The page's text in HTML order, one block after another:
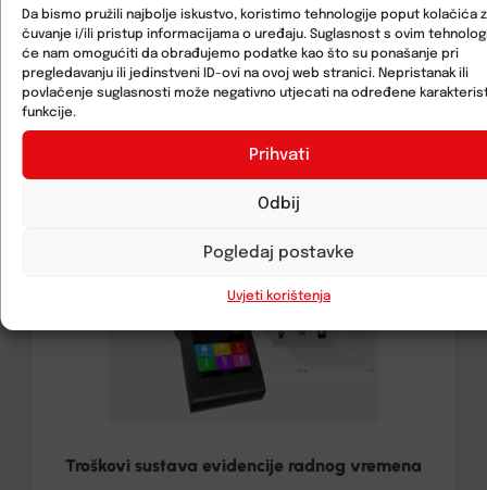
Da bismo pružili najbolje iskustvo, koristimo tehnologije poput kolačića
čuvanje i/ili pristup informacijama o uređaju. Suglasnost s ovim
će nam omogućiti da obrađujemo podatke kao što su ponašanje pri
pregledavanju ili jedinstveni ID-ovi na ovoj web stranici. Nepristanak ili
povlačenje suglasnosti može negativno utjecati na određene
funkcije.
Prihvati
Odbij
Pogledaj postavke
Uvjeti korištenja
trenutnom statusu svakog zaposlenika,
kao i podatke vezane uz evidentirani broj
radnih sati, što značajno olakšava
projekata, obračun plaća i sl.
Troškovi sustava evidencije radnog vremena